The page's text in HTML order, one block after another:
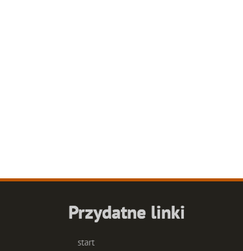
Przydatne linki
start